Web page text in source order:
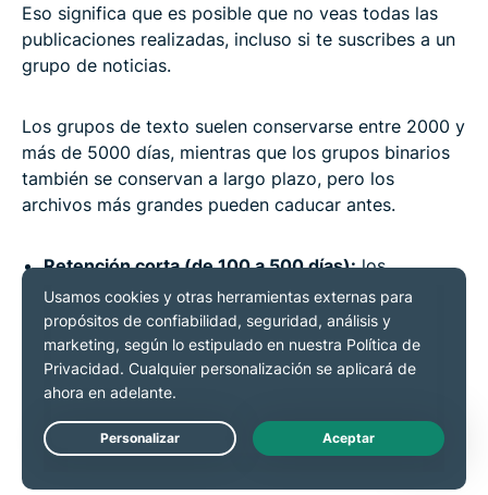
Eso significa que es posible que no veas todas las
publicaciones realizadas, incluso si te suscribes a un
grupo de noticias.
Los grupos de texto suelen conservarse entre 2000 y
más de 5000 días, mientras que los grupos binarios
también se conservan a largo plazo, pero los
archivos más grandes pueden caducar antes.
Retención corta (de 100 a 500 días):los
proveedores que ofrecen una retención más corta
suelen ser más baratos y te limitan a las subidas
más recientes.
Retención alta (de 3000 a más de 5000 días):
proveedores que ofrecen una retención más alta
te permiten acceder a debates y archivos subidos
hace más de 10 años.
Live Chat